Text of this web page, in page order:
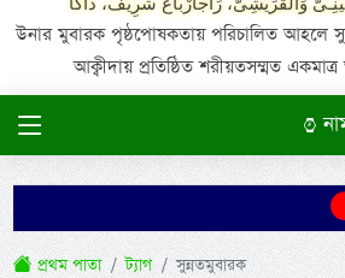
উনার মুবারক পৃষ্ঠপোষকতায় পরিচালিত আহলে
আক্বীদায় প্রতিষ্ঠিত শরীয়তসম্মত একমাত্র
প্রথম পাতা ট্যাগ সুন্নতমুবারক